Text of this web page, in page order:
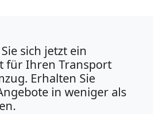
sich jetzt ein
für Ihren Transport
Erhalten Sie
in weniger als